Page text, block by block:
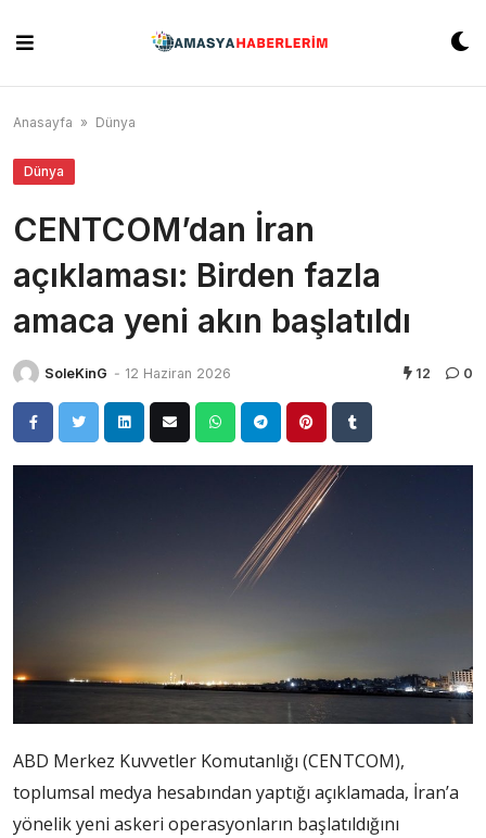
content
Anasayfa » Dünya
Dünya
CENTCOM’dan İran
açıklaması: Birden fazla
amaca yeni akın başlatıldı
SoleKinG - 12 Haziran 2026 12 0
ABD Merkez Kuvvetler Komutanlığı (CENTCOM),
toplumsal medya hesabından yaptığı açıklamada, İran’a
yönelik yeni askeri operasyonların başlatıldığını